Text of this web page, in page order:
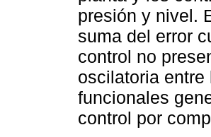
presión y nivel.
suma del error
control no
oscilatoria
funcionales
control por